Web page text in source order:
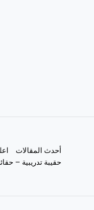
أحدث المقالات
حقيبة تدريبية –